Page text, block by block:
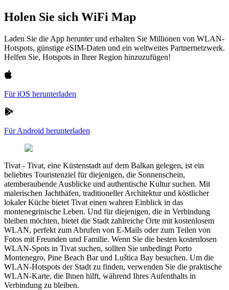
Holen Sie sich WiFi Map
Laden Sie die App herunter und erhalten Sie Millionen von WLAN-
Hotspots, günstige eSIM-Daten und ein weltweites Partnernetzwerk.
Helfen Sie, Hotspots in Ihrer Region hinzuzufügen!
Für iOS herunterladen
Für Android herunterladen
Tivat - Tivat, eine Küstenstadt auf dem Balkan gelegen, ist ein
beliebtes Touristenziel für diejenigen, die Sonnenschein,
atemberaubende Ausblicke und authentische Kultur suchen. Mit
malerischen Jachthäfen, traditioneller Architektur und köstlicher
lokaler Küche bietet Tivat einen wahren Einblick in das
montenegrinische Leben. Und für diejenigen, die in Verbindung
bleiben möchten, bietet die Stadt zahlreiche Orte mit kostenlosem
WLAN, perfekt zum Abrufen von E-Mails oder zum Teilen von
Fotos mit Freunden und Familie. Wenn Sie die besten kostenlosen
WLAN-Spots in Tivat suchen, sollten Sie unbedingt Porto
Montenegro, Pine Beach Bar und Luštica Bay besuchen. Um die
WLAN-Hotspots der Stadt zu finden, verwenden Sie die praktische
WLAN-Karte, die Ihnen hilft, während Ihres Aufenthalts in
Verbindung zu bleiben.